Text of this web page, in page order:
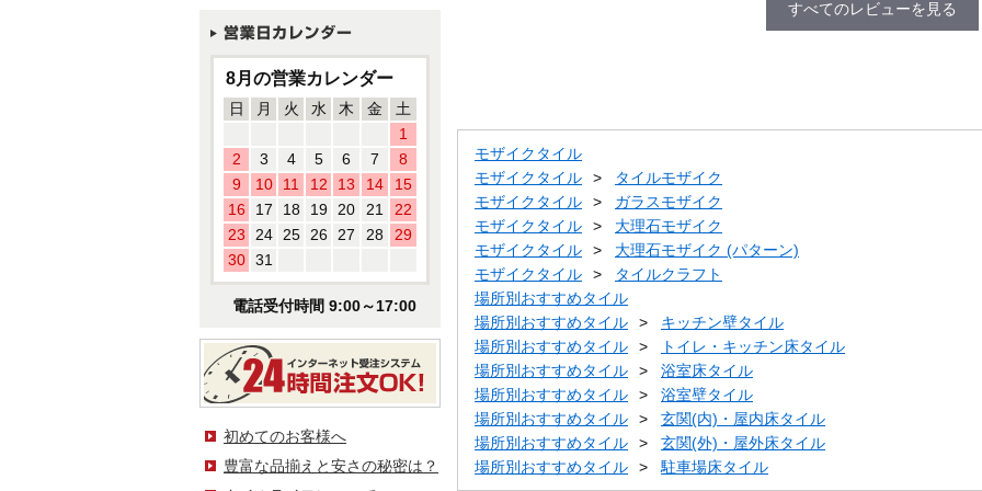
8月の営業カレンダー
日 月 火 水 木 金
土
1
2
3 4 5 6 7
8
9
10 11 12 13 14
15
16
17 18 19 20 21
22
23
24 25 26 27 28
29
30 31
電話受付時間 9:00～17:00
初めてのお客様へ
豊富な品揃えと安さの秘密は？
すべてのレビューを見る
モザイクタイル
モザイクタイル
タイルモザイク
モザイクタイル
ガラスモザイク
モザイクタイル
大理石モザイク
モザイクタイル
大理石モザイク (パターン)
モザイクタイル
タイルクラフト
場所別おすすめタイル
場所別おすすめタイル
キッチン壁タイル
場所別おすすめタイル
トイレ・キッチン床タイル
場所別おすすめタイル
浴室床タイル
場所別おすすめタイル
浴室壁タイル
場所別おすすめタイル
玄関(内)・屋内床タイル
場所別おすすめタイル
玄関(外)・屋外床タイル
場所別おすすめタイル
駐車場床タイル